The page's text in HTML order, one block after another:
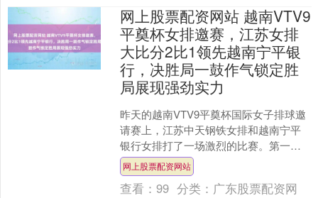
网上股票配资网站 越南VTV9
平奠杯女排邀赛，江苏女排
大比分2比1领先越南宁平银
行，决胜局一鼓作气锁定胜
局展现强劲实力
昨天的越南VTV9平奠杯国际女子排球邀
请赛上，江苏中天钢铁女排和越南宁平
银行女排打了一场激烈的比赛。第一局
江苏队输了，比分是23比25网上股票配
资网站，后面两局....
网上股票配资网站
查看：99 分类： 广东股票配资网